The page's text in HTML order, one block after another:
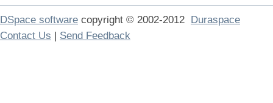
DSpace software copyright © 2002-2012 Duraspace
Contact Us | Send Feedback